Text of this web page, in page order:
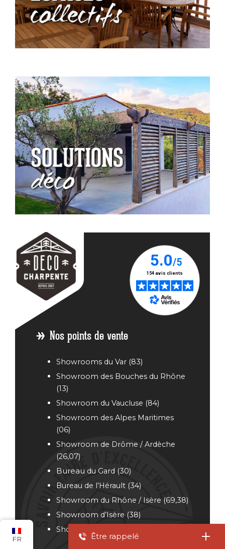
Nos points de vente
Showrooms du Var (83)
Showroom des Bouches du Rhône
(13)
Showroom du Vaucluse (84)
Showroom des Alpes Maritimes
(06)
Showroom de Drôme / Ardèche
(26,07)
Bureau du Gard (30)
Bureau de l’Hérault (34)
Showroom du Rhône / Isère (69,38)
Showroom d’Isère (38)
Showroom de Haute-Garonne (31)
FR Être rappelé